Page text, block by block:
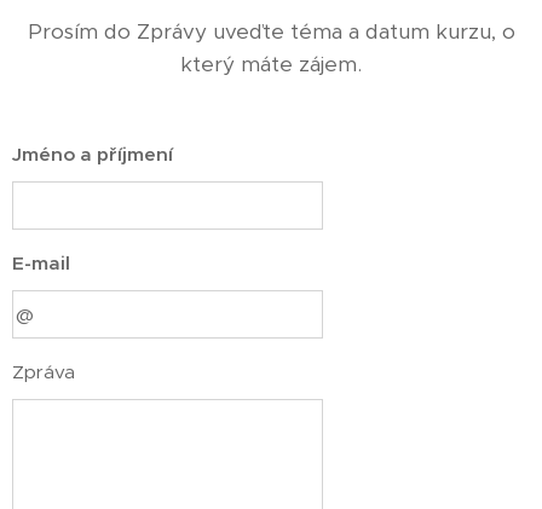
Prosím do Zprávy uveďte téma a datum kurzu, o
který máte zájem.
Jméno a příjmení
E-mail
Zpráva